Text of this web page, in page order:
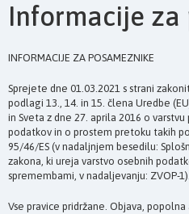
Informacije za
INFORMACIJE ZA POSAMEZNIKE
Sprejete dne 01.03.2021 s strani
podlagi 13., 14. in 15. člena Uredbe
in Sveta z dne 27. aprila 2016 o
podatkov in o prostem pretoku takih
95/46/ES (v nadaljnjem besedilu:
zakona, ki ureja varstvo osebnih
spremembami, v nadaljevanju: ZVOP-1).
Vse pravice pridržane. Objava,